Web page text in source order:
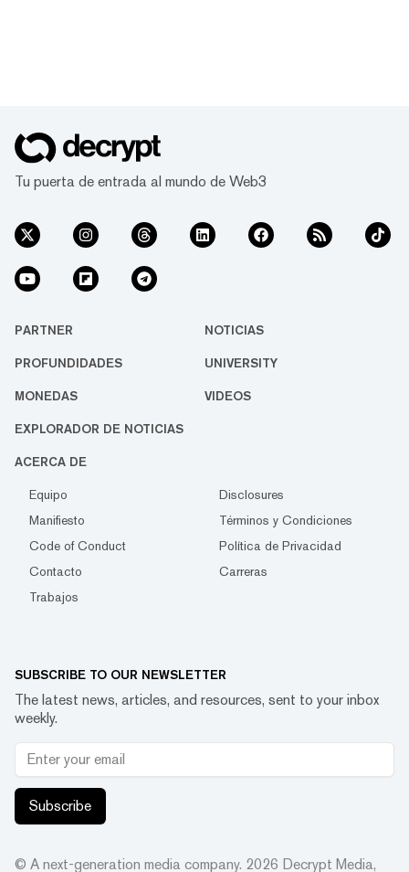
Tu puerta de entrada al mundo de Web3
PARTNER NOTICIAS
PROFUNDIDADES UNIVERSITY
MONEDAS VIDEOS
EXPLORADOR DE NOTICIAS
ACERCA DE
Equipo
Disclosures
Manifiesto
Términos y Condiciones
Code of Conduct
Política de Privacidad
Contacto
Carreras
Trabajos
SUBSCRIBE TO OUR NEWSLETTER
The latest news, articles, and resources, sent to your inbox
weekly.
Subscribe
© A next-generation media company. 2026 Decrypt Media,